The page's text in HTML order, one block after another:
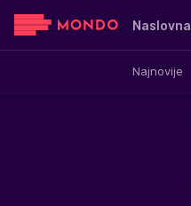
Naslovna
Najnovije
Sensa